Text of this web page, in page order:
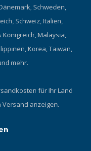
Schweden,
Schweiz, Italien,
Malaysia,
Korea, Taiwan,
mehr.
für Ihr Land
anzeigen.